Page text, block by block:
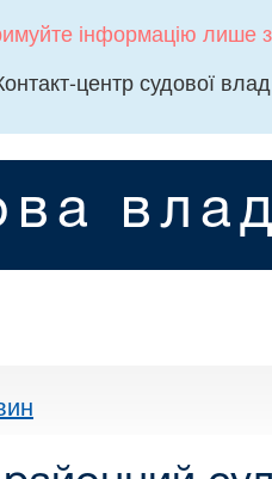
інформацію лише
центр судової